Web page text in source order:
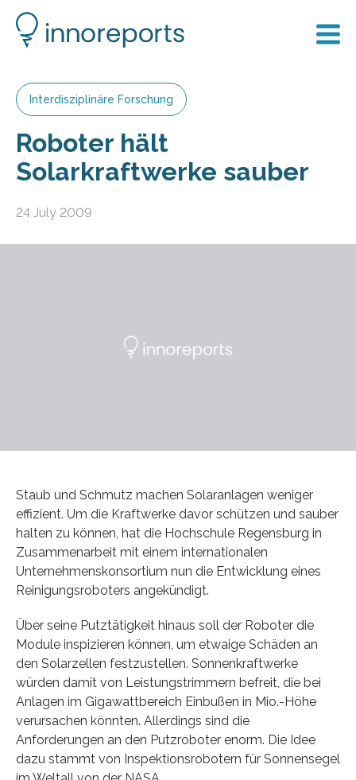
Interdisziplinäre Forschung
Roboter hält
Solarkraftwerke sauber
24 July 2009
Staub und Schmutz machen Solaranlagen weniger
effizient. Um die Kraftwerke davor schützen und sauber
halten zu können, hat die Hochschule Regensburg in
Zusammenarbeit mit einem internationalen
Unternehmenskonsortium nun die Entwicklung eines
Reinigungsroboters angekündigt.
Über seine Putztätigkeit hinaus soll der Roboter die
Module inspizieren können, um etwaige Schäden an
den Solarzellen festzustellen. Sonnenkraftwerke
würden damit von Leistungstrimmern befreit, die bei
Anlagen im Gigawattbereich Einbußen in Mio.-Höhe
verursachen könnten. Allerdings sind die
Anforderungen an den Putzroboter enorm. Die Idee
dazu stammt von Inspektionsrobotern für Sonnensegel